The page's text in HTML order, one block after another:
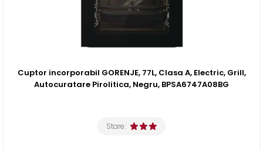
Cuptor incorporabil GORENJE, 77L, Clasa A, Electric, Grill,
Autocuratare Pirolitica, Negru, BPSA6747A08BG
Stare: